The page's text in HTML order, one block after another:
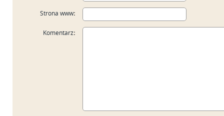
Strona www:
Komentarz: